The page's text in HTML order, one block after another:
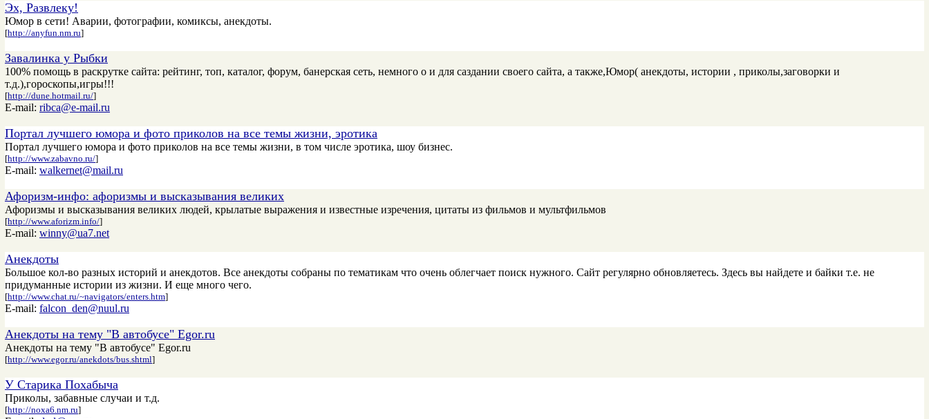
Эх, Развлеку!
Юмор в сети! Аварии, фотографии, комиксы, анекдоты.
[http://anyfun.nm.ru]
Завалинка у Рыбки
100% помощь в раскрутке сайта: рейтинг, топ, каталог, форум, банерская сеть, немного о и для саздании своего сайта, а также,Юмор( анекдоты, истории , приколы,заговорки и
т.д.),гороскопы,игры!!!
[http://dune.hotmail.ru/]
E-mail: ribca@e-mail.ru
Портал лучшего юмора и фото приколов на все темы жизни, эротика
Портал лучшего юмора и фото приколов на все темы жизни, в том числе эротика, шоу бизнес.
[http://www.zabavno.ru/]
E-mail: walkernet@mail.ru
Афоризм-инфо: афоризмы и высказывания великих
Афоризмы и высказывания великих людей, крылатые выражения и известные изречения, цитаты из фильмов и мультфильмов
[http://www.aforizm.info/]
E-mail: winny@ua7.net
Анекдоты
Большое кол-во разных историй и анекдотов. Все анекдоты собраны по тематикам что очень облегчает поиск нужного. Сайт регулярно обновляетесь. Здесь вы найдете и байки т.е. не
придуманные истории из жизни. И еще много чего.
[http://www.chat.ru/~navigators/enters.htm]
E-mail: falcon_den@nuul.ru
Анекдоты на тему "В автобусе" Еgor.ru
Анекдоты на тему "В автобусе" Еgor.ru
[http://www.egor.ru/anekdots/bus.shtml]
У Старика Похабыча
Приколы, забавные случаи и т.д.
[http://noxa6.nm.ru]